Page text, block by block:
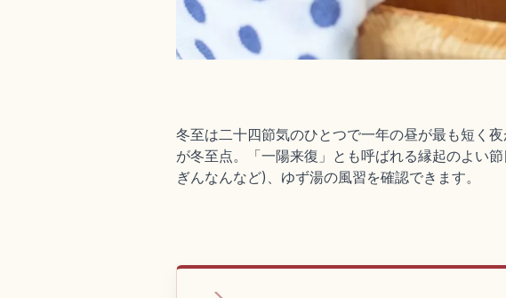
冬至は二十四節気のひとつで一年の昼が最も短く
が冬至点。「一陽来復」とも呼ばれる縁起のよい
ぎんなんなど)、ゆず湯の風習を確認できます。